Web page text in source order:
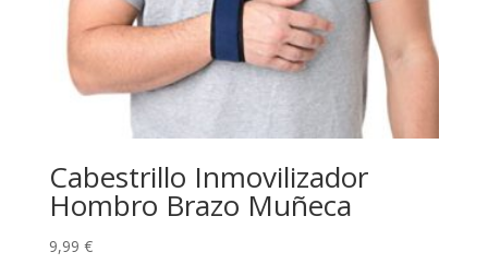
Cabestrillo Inmovilizador
Hombro Brazo Muñeca
9,99 €